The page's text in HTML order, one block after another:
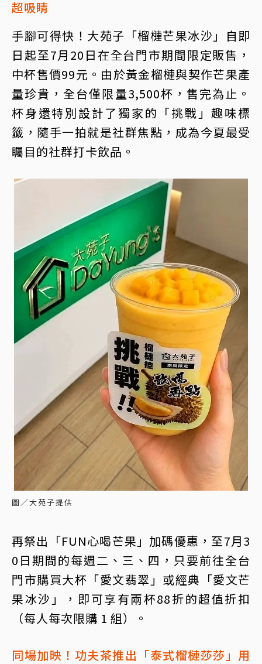
超吸睛
手腳可得快！大苑子「榴槤芒果冰沙」自即
日起至7月20日在全台門市期間限定販售，
中杯售價99元。由於黃金榴槤與契作芒果產
量珍貴，全台僅限量3,500杯，售完為止。
杯身還特別設計了獨家的「挑戰」趣味標
籤，隨手一拍就是社群焦點，成為今夏最受
矚目的社群打卡飲品。
圖／大苑子提供
再祭出「FUN心喝芒果」加碼優惠，至7月3
0日期間的每週二、三、四，只要前往全台
門市購買大杯「愛文翡翠」或經典「愛文芒
果冰沙」，即可享有兩杯88折的超值折扣
（每人每次限購 1 組）。
同場加映！功夫茶推出「泰式榴槤莎莎」用